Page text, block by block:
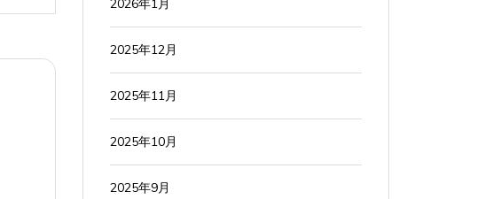
2026年1月
2025年12月
2025年11月
2025年10月
2025年9月